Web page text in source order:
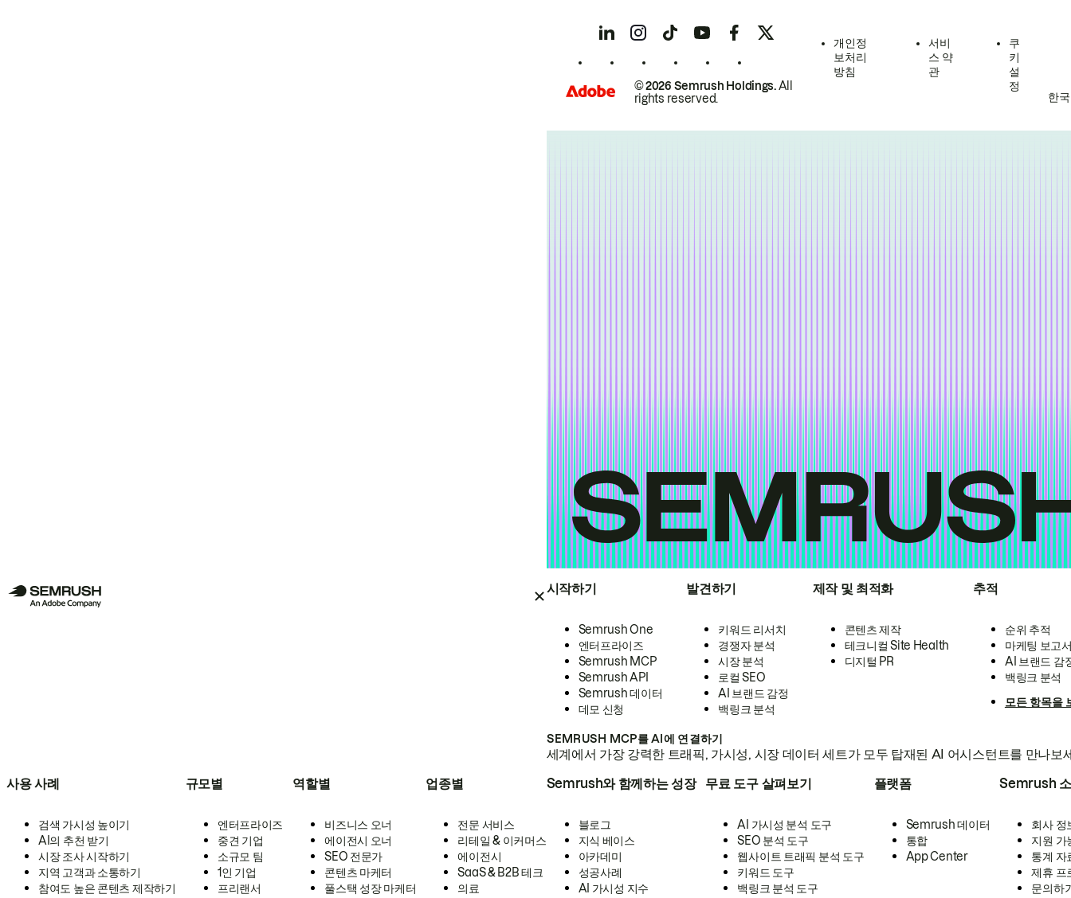
시작하기
Semrush One
엔터프라이즈
Semrush MCP
Semrush API
Semrush 데이터
데모 신청
발견하기
키워드 리서치
경쟁자 분석
시장 분석
로컬 SEO
AI 브랜드 감정
백링크 분석
제작 및 최적화
콘텐츠 제작
테크니컬 Site Health
디지털 PR
추적
순위 추적
마케팅 보고
AI 브랜드 감
백링크 분석
모든 항목을
SEMRUSH MCP를 AI에 연결하기
세계에서 가장 강력한 트래픽, 가시성, 시장 데이터 세트가 모두 탑재된 AI 어시스턴트를 만나보
사용 사례
검색 가시성 높이기
AI의 추천 받기
시장 조사 시작하기
지역 고객과 소통하기
참여도 높은 콘텐츠 제작하기
규모별
엔터프라이즈
중견 기업
소규모 팀
1인 기업
프리랜서
역할별
비즈니스 오너
에이전시 오너
SEO 전문가
콘텐츠 마케터
풀스택 성장 마케터
업종별
전문 서비스
리테일 & 이커머스
에이전시
SaaS & B2B 테크
의료
Semrush와 함께하는 성장
블로그
지식 베이스
아카데미
성공사례
AI 가시성 지수
무료 도구 살펴보기
AI 가시성 분석 도구
SEO 분석 도구
웹사이트 트래픽 분석 도구
키워드 도구
백링크 분석 도구
플랫폼
Semrush 데이터
통합
App Center
Semrush
회사 정
지원 가
통계 자
제휴 프
문의하
© 2026 Semrush Holdings.All
rights reserved.
개인정
보처리
방침
서비
스 약
관
쿠
키
설
정
한